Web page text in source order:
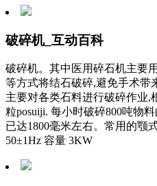
破碎机_互动百科
破碎机。其中医用碎石机主要
等方式将结石破碎,避免手术带
主要对各类石料进行破碎作业,
粒posuiji. 每小时破碎800吨物
已达1800毫米左右。常用的颚
50±1Hz 容量 3KW